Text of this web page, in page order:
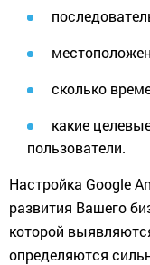
cколько
какие
пользователи.
Настройка Google
развития Вашего
которой
определяются